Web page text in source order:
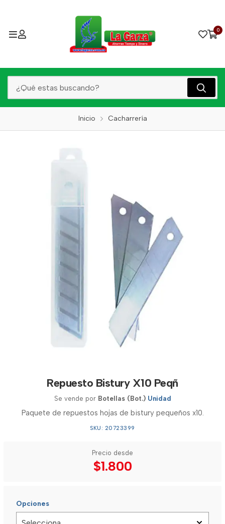
0
Inicio Cacharrería
Repuesto Bistury X10 Peqñ
Se vende por Botellas (Bot.) Unidad
Paquete de repuestos hojas de bistury pequeños x10.
SKU: 20723399
Precio desde
$1.800
Opciones